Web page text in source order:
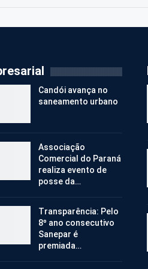
Candói avança no
saneamento urbano
Associação
Comercial do Paraná
realiza evento de
posse da…
Transparência: Pelo
8º ano consecutivo
Sanepar é
premiada…